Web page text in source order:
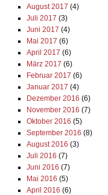
August 2017 (4)
Juli 2017 (3)
Juni 2017 (4)
Mai 2017 (6)
April 2017 (6)
März 2017 (6)
Februar 2017 (6)
Januar 2017 (4)
Dezember 2016 (6)
November 2016 (7)
Oktober 2016 (5)
September 2016 (8)
August 2016 (3)
Juli 2016 (7)
Juni 2016 (7)
Mai 2016 (5)
April 2016 (6)